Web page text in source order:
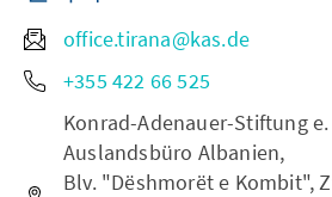
office.tirana@kas.de
+355 422 66 525
Konrad-Adenauer-Stiftung e.
Auslandsbüro Albanien,
Blv. "Dëshmorët e Kombit",